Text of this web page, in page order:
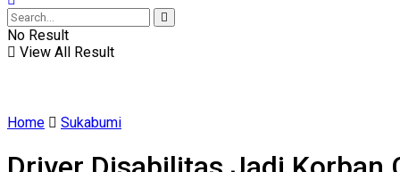
No Result
View All Result
Home Sukabumi